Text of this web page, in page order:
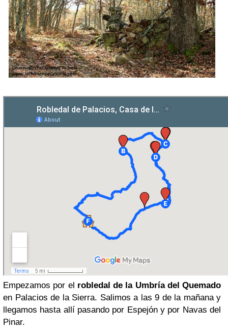
Empezamos por el robledal de la Umbría del Quemado
en Palacios de la Sierra. Salimos a las 9 de la mañana y
llegamos hasta allí pasando por Espejón y por Navas del
Pinar.